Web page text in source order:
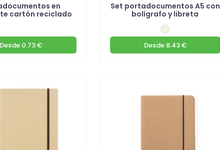
en
cartón reciclado
Desde 0.73 €
Set portadocumentos A5 con
bolígrafo y libreta
Desde8.43 €